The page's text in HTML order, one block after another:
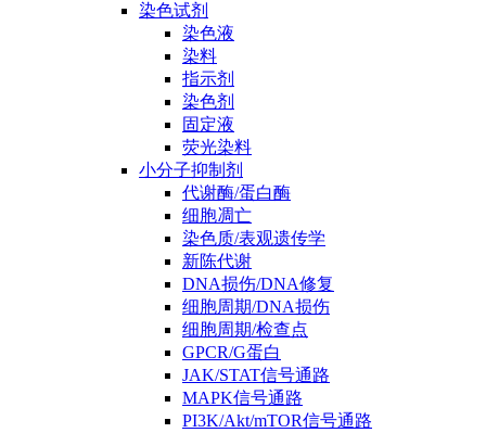
染色试剂
染色液
染料
指示剂
染色剂
固定液
荧光染料
小分子抑制剂
代谢酶/蛋白酶
细胞凋亡
染色质/表观遗传学
新陈代谢
DNA损伤/DNA修复
细胞周期/DNA损伤
细胞周期/检查点
GPCR/G蛋白
JAK/STAT信号通路
MAPK信号通路
PI3K/Akt/mTOR信号通路